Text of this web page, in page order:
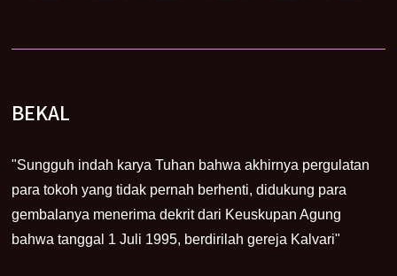
BEKAL
"Sungguh indah karya Tuhan bahwa akhirnya pergulatan
para tokoh yang tidak pernah berhenti, didukung para
gembalanya menerima dekrit dari Keuskupan Agung
bahwa tanggal 1 Juli 1995, berdirilah gereja Kalvari"